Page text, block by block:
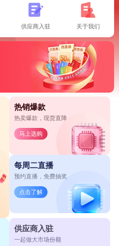
供应商入驻 关于我们
热销爆款
热卖爆款，现货直降
马上选购
每周二直播
预约直播，免费抽奖
点击了解
供应商入驻
一起做大市场份额